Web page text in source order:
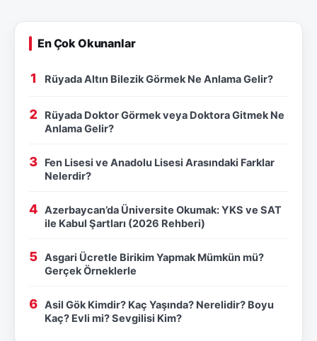
En Çok Okunanlar
Rüyada Altın Bilezik Görmek Ne Anlama Gelir?
Rüyada Doktor Görmek veya Doktora Gitmek Ne
Anlama Gelir?
Fen Lisesi ve Anadolu Lisesi Arasındaki Farklar
Nelerdir?
Azerbaycan’da Üniversite Okumak: YKS ve SAT
ile Kabul Şartları (2026 Rehberi)
Asgari Ücretle Birikim Yapmak Mümkün mü?
Gerçek Örneklerle
Asil Gök Kimdir? Kaç Yaşında? Nerelidir? Boyu
Kaç? Evli mi? Sevgilisi Kim?